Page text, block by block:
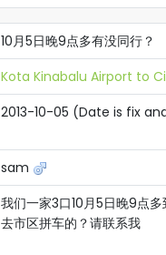
10月5日晚9点多有没同行？
Kota Kinabalu Airport to
2013-10-05 (Date is fix
sam
我们一家3口10月5日晚9点
去市区拼车的？请联系我